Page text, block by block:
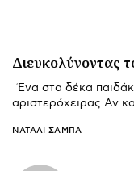
Διευκολύνοντας
Ένα στα δέκα
αριστερόχειρας Αν
ΝΑΤΑΛΊ ΣΑΜΠΆ